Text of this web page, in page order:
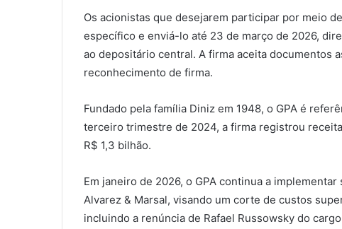
Os acionistas que desejarem participar por meio
específico e enviá-lo até 23 de março de 2026,
ao depositário central. A firma aceita documentos
reconhecimento de firma.
Fundado pela família Diniz em 1948, o GPA é
terceiro trimestre de 2024, a firma registrou
R$ 1,3 bilhão.
Em janeiro de 2026, o GPA continua a
Alvarez & Marsal, visando um corte de custos
incluindo a renúncia de Rafael Russowsky do